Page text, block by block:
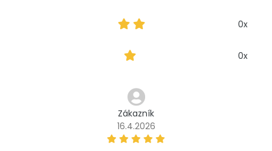
0x
0x
Zákazník
16.4.2026